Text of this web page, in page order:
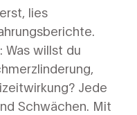
lies
Was willst du
Jede
Schwächen. Mit